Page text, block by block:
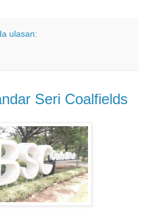
ulasan:
Seri Coalfields